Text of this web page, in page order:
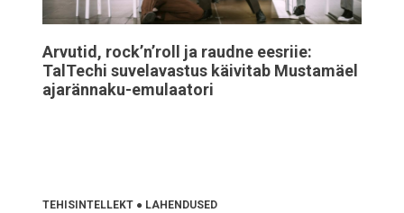
Arvutid, rock’n’roll ja raudne eesriie:
TalTechi suvelavastus käivitab Mustamäel
ajarännaku-emulaatori
TEHISINTELLEKT ● LAHENDUSED